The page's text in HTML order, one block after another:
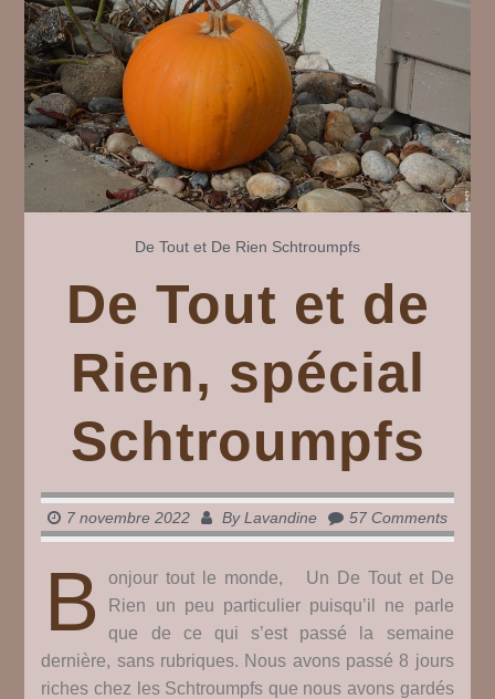
De Tout et De Rien Schtroumpfs
De Tout et de
Rien, spécial
Schtroumpfs
7 novembre 2022 ByLavandine 57 Comments
B
onjour tout le monde, Un De Tout et De
Rien un peu particulier puisqu’il ne parle
que de ce qui s’est passé la semaine
dernière, sans rubriques. Nous avons passé 8 jours
riches chez les Schtroumpfs que nous avons gardés